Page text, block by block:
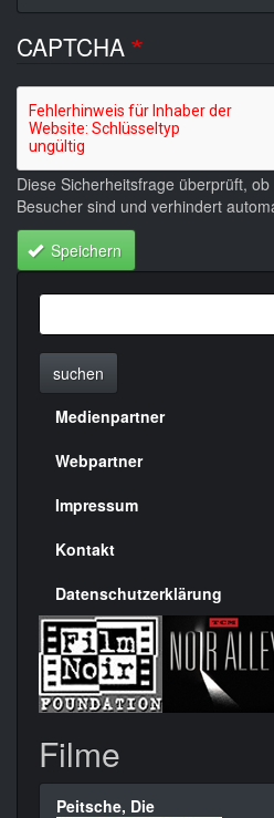
CAPTCHA
Diese Sicherheitsfrage überprüft,
Besucher sind und verhindert
Speichern
suchen
Menülinks
rechte
Seite
Medienpartner
Webpartner
Impressum
Kontakt
Datenschutzerklärung
Filme
Peitsche, Die